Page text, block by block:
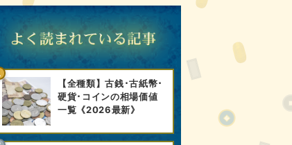
【全種類】古銭･古紙幣･
硬貨･コインの相場価値
一覧《2026最新》